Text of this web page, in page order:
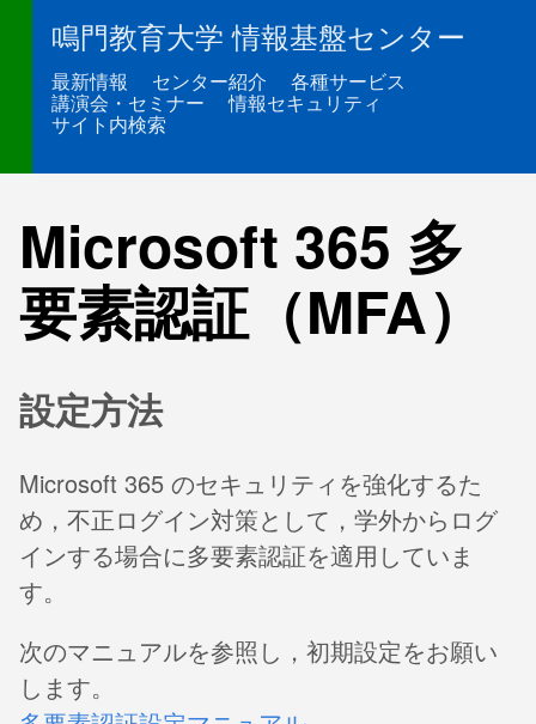
鳴門教育大学 情報基盤センター
最新情報 センター紹介 各種サービス
講演会・セミナー 情報セキュリティ
サイト内検索
Microsoft 365 多
要素認証（MFA）
設定方法
Microsoft 365 のセキュリティを強化するた
め，不正ログイン対策として，学外からログ
インする場合に多要素認証を適用していま
す。
次のマニュアルを参照し，初期設定をお願い
します。